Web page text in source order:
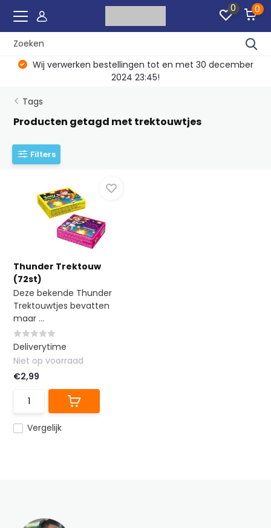
0 0
Wij verwerken bestellingen tot en met 30 december
2024 23:45!
Tags
Producten getagd met trektouwtjes
Filters
Thunder Trektouw
(72st)
Deze bekende Thunder
Trektouwtjes bevatten
maar ...
Vergelijk
Deliverytime
Niet op voorraad
€2,99